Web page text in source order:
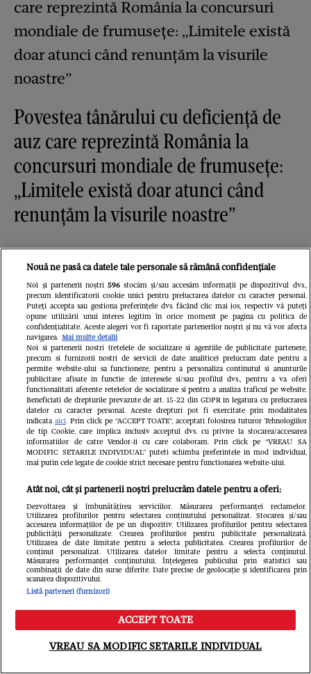
Povestea tânărului cu deficiență de
auz care reprezintă România la
concursuri mondiale de frumusețe:
„Limitele există doar atunci când
renunțăm la visurile noastre”
Din aceeași categorie
Meniu Caută
Nouă ne pasă ca datele tale personale să rămână confidențiale
Noi și partenerii noștri 596stocăm și/sau accesăm informații pe dispozitivul dvs.,
precum identificatorii cookie unici pentru prelucrarea datelor cu caracter personal.
Puteți accepta sau gestiona preferințele dvs. făcând clic mai jos, respectiv vă puteți
opune utilizării unui interes legitim în orice moment pe pagina cu politica de
confidențialitate. Aceste alegeri vor fi raportate partenerilor noștri și nu vă vor afecta
navigarea. Mai multe detalii
Noi si partenerii nostri (retelele de socializare si agentiile de publicitate partenere,
precum si furnizorii nostri de servicii de date analitice) prelucram date pentru a
permite website-ului sa functioneze, pentru a personaliza continutul si anunturile
publicitare afisate in functie de interesele si/sau profilul dvs., pentru a va oferi
functionalitati aferente retelelor de socializare si pentru a analiza traficul pe website.
Beneficiati de drepturile prevazute de art. 15-22 din GDPR in legatura cu prelucrarea
datelor cu caracter personal. Aceste drepturi pot fi exercitate prin modalitatea
indicataaici. Prin click pe “ACCEPT TOATE”, acceptati folosirea tuturor Tehnologiilor
de tip Cookie, care implica inclusiv acceptul dvs. cu privire la stocarea/accesarea
informatiilor de catre Vendor-ii cu care colaboram. Prin click pe “VREAU SA
MODIFIC SETARILE INDIVIDUAL” puteti schimba preferintele in mod individual,
mai putin cele legate de cookie strict necesare pentru functionarea website-ului.
Atât noi, cât și partenerii noștri prelucrăm datele pentru a oferi:
Dezvoltarea și îmbunătățirea serviciilor. Măsurarea performanței reclamelor.
Utilizarea profilurilor pentru selectarea conținutului personalizat. Stocarea și/sau
accesarea informațiilor de pe un dispozitiv. Utilizarea profilurilor pentru selectarea
publicității personalizate. Crearea profilurilor pentru publicitate personalizată.
Utilizarea de date limitate pentru a selecta publicitatea. Crearea profilurilor de
conținut personalizat. Utilizarea datelor limitate pentru a selecta conținutul.
Măsurarea performanței conținutului. Înțelegerea publicului prin statistici sau
combinații de date din surse diferite. Date precise de geolocație și identificarea prin
scanarea dispozitivului.
Listă parteneri (furnizori)
ACCEPT TOATE
VREAU SA MODIFIC SETARILE INDIVIDUAL